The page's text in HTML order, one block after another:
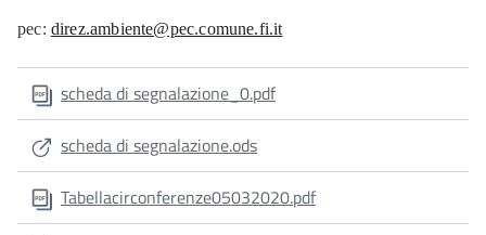
pec: direz.ambiente@pec.comune.fi.it
scheda di segnalazione_0.pdf
scheda di segnalazione.ods
Tabellacirconferenze05032020.pdf